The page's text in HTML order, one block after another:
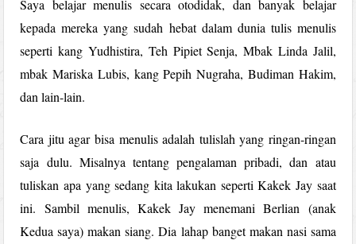
Saya belajar menulis secara otodidak, dan banyak belajar
kepada mereka yang sudah hebat dalam dunia tulis menulis
seperti kang Yudhistira, Teh Pipiet Senja, Mbak Linda Jalil,
mbak Mariska Lubis, kang Pepih Nugraha, Budiman Hakim,
dan lain-lain.
Cara jitu agar bisa menulis adalah tulislah yang ringan-ringan
saja dulu. Misalnya tentang pengalaman pribadi, dan atau
tuliskan apa yang sedang kita lakukan seperti Kakek Jay saat
ini. Sambil menulis, Kakek Jay menemani Berlian (anak
Kedua saya) makan siang. Dia lahap banget makan nasi sama